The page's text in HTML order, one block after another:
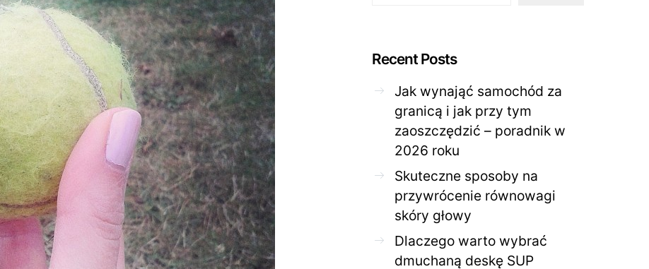
Recent Posts
Jak wynająć samochód za
granicą i jak przy tym
zaoszczędzić – poradnik w
2026 roku
Skuteczne sposoby na
przywrócenie równowagi
skóry głowy
Dlaczego warto wybrać
dmuchaną deskę SUP